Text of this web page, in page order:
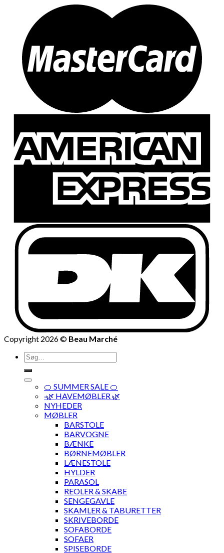
Copyright 2026 © Beau Marché
Søg
efter:
🍊 SUMMER SALE 🍊
·🌿 HAVEMØBLER 🌿
NYHEDER
MØBLER
BARSTOLE
BARVOGNE
BÆNKE
BØRNEMØBLER
LÆNESTOLE
HYLDER
PARASOL
REOLER & SKABE
SENGEGAVLE
SKAMLER & TABURETTER
SKRIVEBORDE
SOFABORDE
SOFAER
SPISEBORDE